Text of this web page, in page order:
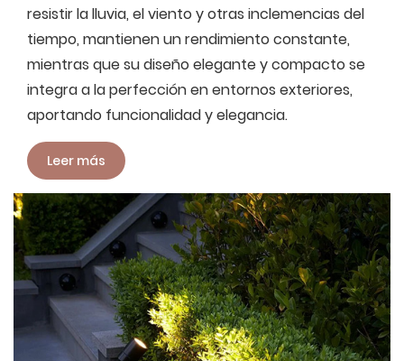
resistir la lluvia, el viento y otras inclemencias del
tiempo, mantienen un rendimiento constante,
mientras que su diseño elegante y compacto se
integra a la perfección en entornos exteriores,
aportando funcionalidad y elegancia.
Leer más